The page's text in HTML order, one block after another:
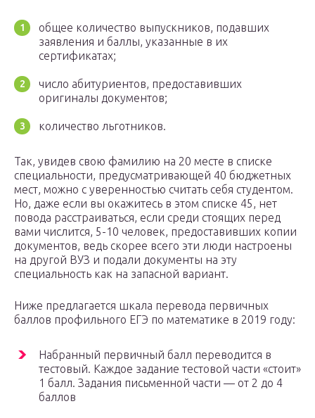
общее количество выпускников, подавших
заявления и баллы, указанные в их
сертификатах;
число абитуриентов, предоставивших
оригиналы документов;
количество льготников.
Так, увидев свою фамилию на 20 месте в списке
специальности, предусматривающей 40 бюджетных
мест, можно с уверенностью считать себя студентом.
Но, даже если вы окажитесь в этом списке 45, нет
повода расстраиваться, если среди стоящих перед
вами числится, 5-10 человек, предоставивших копии
документов, ведь скорее всего эти люди настроены
на другой ВУЗ и подали документы на эту
специальность как на запасной вариант.
Ниже предлагается шкала перевода первичных
баллов профильного ЕГЭ по математике в 2019 году:
Набранный первичный балл переводится в
тестовый. Каждое задание тестовой части «стоит»
1 балл. Задания письменной части — от 2 до 4
баллов